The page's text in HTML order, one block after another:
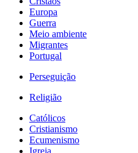
Europa
Guerra
Meio ambiente
Migrantes
Portugal
Perseguição
Religião
Católicos
Cristianismo
Ecumenismo
Igreja